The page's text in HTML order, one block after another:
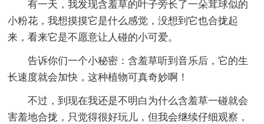
有一天，我发现含羞草的叶子旁长了一朵茸球似的
小粉花，我想摸摸它是什么感觉，没想到它也合拢起
来，看来它是不愿意让人碰的小可爱。
告诉你们一个小秘密：含羞草听到音乐后，它的生
长速度就会加快，这种植物可真奇妙啊！
不过，到现在我还是不明白为什么含羞草一碰就会
害羞地合拢，只觉得很好玩儿，但我会继续仔细观察，